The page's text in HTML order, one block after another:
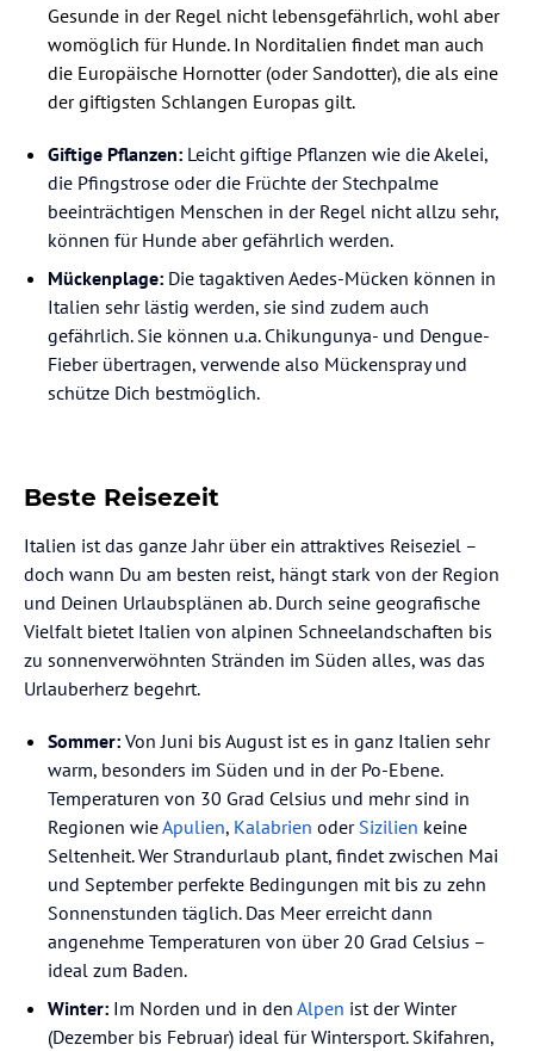
Gesunde in der Regel nicht lebensgefährlich, wohl aber
womöglich für Hunde. In Norditalien findet man auch
die Europäische Hornotter (oder Sandotter), die als eine
der giftigsten Schlangen Europas gilt.
Giftige Pflanzen: Leicht giftige Pflanzen wie die Akelei,
die Pfingstrose oder die Früchte der Stechpalme
beeinträchtigen Menschen in der Regel nicht allzu sehr,
können für Hunde aber gefährlich werden.
Mückenplage: Die tagaktiven Aedes-Mücken können in
Italien sehr lästig werden, sie sind zudem auch
gefährlich. Sie können u.a. Chikungunya- und Dengue-
Fieber übertragen, verwende also Mückenspray und
schütze Dich bestmöglich.
Beste Reisezeit
Italien ist das ganze Jahr über ein attraktives Reiseziel –
doch wann Du am besten reist, hängt stark von der Region
und Deinen Urlaubsplänen ab. Durch seine geografische
Vielfalt bietet Italien von alpinen Schneelandschaften bis
zu sonnenverwöhnten Stränden im Süden alles, was das
Urlauberherz begehrt.
Sommer: Von Juni bis August ist es in ganz Italien sehr
warm, besonders im Süden und in der Po-Ebene.
Temperaturen von 30 Grad Celsius und mehr sind in
Regionen wieApulien, Kalabrien oder Sizilien keine
Seltenheit. Wer Strandurlaub plant, findet zwischen Mai
und September perfekte Bedingungen mit bis zu zehn
Sonnenstunden täglich. Das Meer erreicht dann
angenehme Temperaturen von über 20 Grad Celsius –
ideal zum Baden.
Winter: Im Norden und in den Alpen ist der Winter
(Dezember bis Februar) ideal für Wintersport. Skifahren,